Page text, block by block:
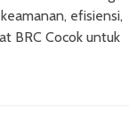
efisiensi,
BRC Cocok untuk